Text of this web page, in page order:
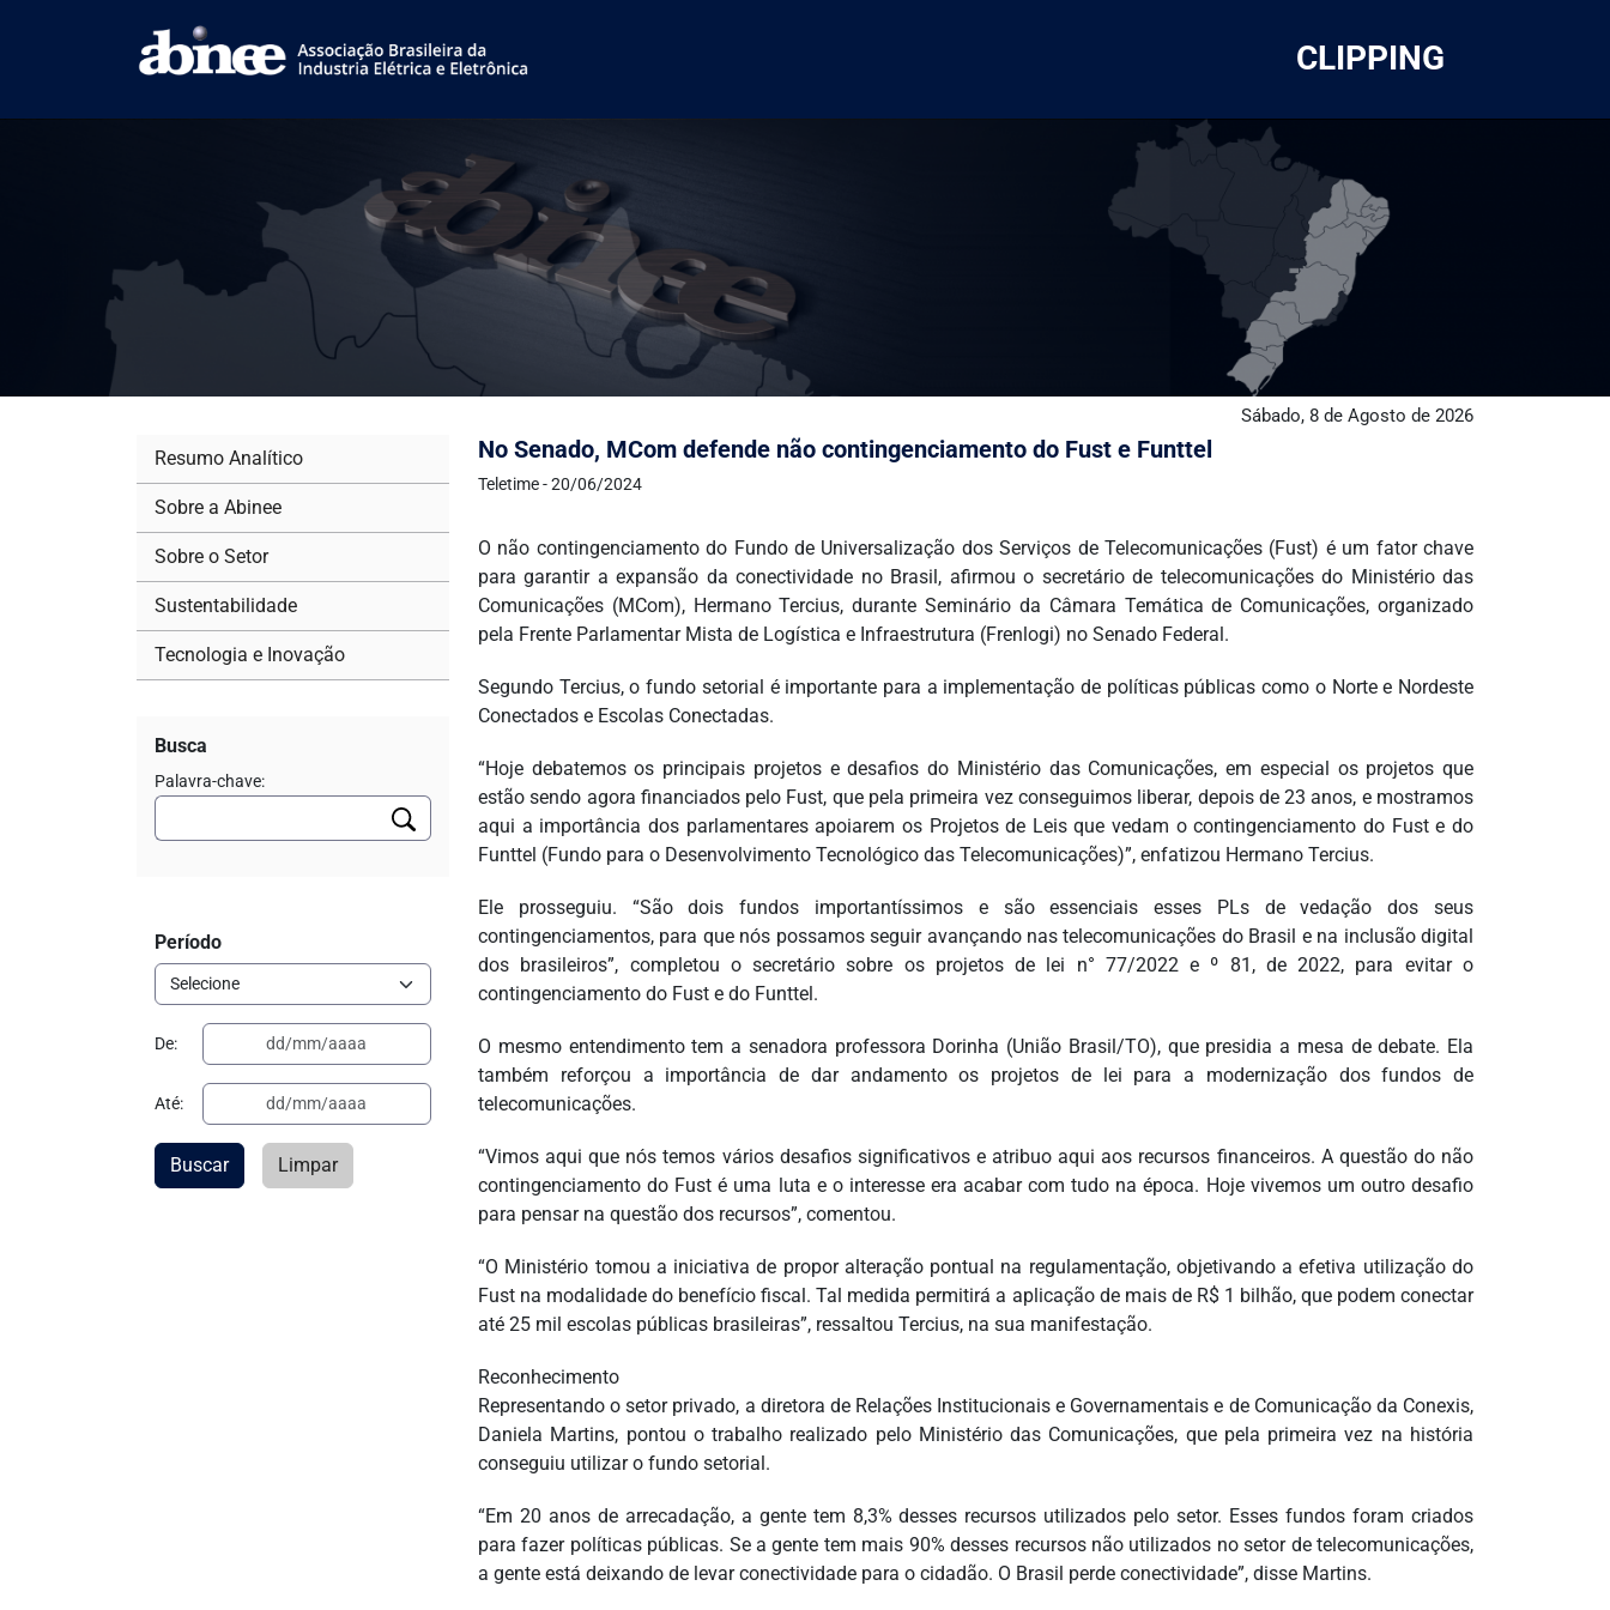
CLIPPING
Sábado, 8 de Agosto de 2026
No Senado, MCom defende não contingenciamento do Fust e Funttel
Teletime - 20/06/2024
O não contingenciamento do Fundo de Universalização dos Serviços de Telecomunicações (Fust) é um fator chave
para garantir a expansão da conectividade no Brasil, afirmou o secretário de telecomunicações do Ministério das
Comunicações (MCom), Hermano Tercius, durante Seminário da Câmara Temática de Comunicações, organizado
pela Frente Parlamentar Mista de Logística e Infraestrutura (Frenlogi) no Senado Federal.
Segundo Tercius, o fundo setorial é importante para a implementação de políticas públicas como o Norte e Nordeste
Conectados e Escolas Conectadas.
“Hoje debatemos os principais projetos e desafios do Ministério das Comunicações, em especial os projetos que
estão sendo agora financiados pelo Fust, que pela primeira vez conseguimos liberar, depois de 23 anos, e mostramos
aqui a importância dos parlamentares apoiarem os Projetos de Leis que vedam o contingenciamento do Fust e do
Funttel (Fundo para o Desenvolvimento Tecnológico das Telecomunicações)”, enfatizou Hermano Tercius.
Ele prosseguiu. “São dois fundos importantíssimos e são essenciais esses PLs de vedação dos seus
contingenciamentos, para que nós possamos seguir avançando nas telecomunicações do Brasil e na inclusão digital
dos brasileiros”, completou o secretário sobre os projetos de lei n° 77/2022 e º 81, de 2022, para evitar o
contingenciamento do Fust e do Funttel.
O mesmo entendimento tem a senadora professora Dorinha (União Brasil/TO), que presidia a mesa de debate. Ela
também reforçou a importância de dar andamento os projetos de lei para a modernização dos fundos de
telecomunicações.
“Vimos aqui que nós temos vários desafios significativos e atribuo aqui aos recursos financeiros. A questão do não
contingenciamento do Fust é uma luta e o interesse era acabar com tudo na época. Hoje vivemos um outro desafio
para pensar na questão dos recursos”, comentou.
“O Ministério tomou a iniciativa de propor alteração pontual na regulamentação, objetivando a efetiva utilização do
Fust na modalidade do benefício fiscal. Tal medida permitirá a aplicação de mais de R$ 1 bilhão, que podem conectar
até 25 mil escolas públicas brasileiras”, ressaltou Tercius, na sua manifestação.
Reconhecimento
Representando o setor privado, a diretora de Relações Institucionais e Governamentais e de Comunicação da Conexis,
Daniela Martins, pontou o trabalho realizado pelo Ministério das Comunicações, que pela primeira vez na história
conseguiu utilizar o fundo setorial.
“Em 20 anos de arrecadação, a gente tem 8,3% desses recursos utilizados pelo setor. Esses fundos foram criados
para fazer políticas públicas. Se a gente tem mais 90% desses recursos não utilizados no setor de telecomunicações,
a gente está deixando de levar conectividade para o cidadão. O Brasil perde conectividade”, disse Martins.
Resumo Analítico
Sobre a Abinee
Sobre o Setor
Sustentabilidade
Tecnologia e Inovação
Busca
Palavra-chave:
Período
De:
Até:
Buscar Limpar